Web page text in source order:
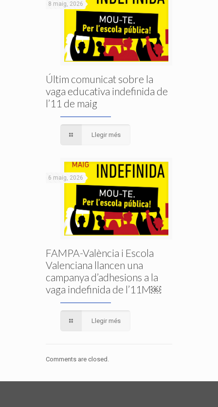
8 maig, 2026
Últim comunicat sobre la
vaga educativa indefinida de
l’11 de maig
Llegir més
6 maig, 2026
FAMPA-València i Escola
Valenciana llancen una
campanya d’adhesions a la
vaga indefinida de l’11M￼
Llegir més
Comments are closed.